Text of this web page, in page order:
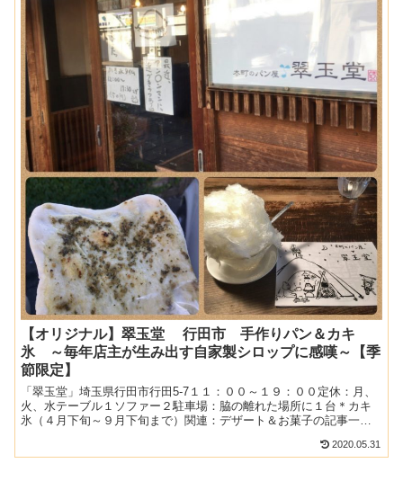
【オリジナル】翠玉堂 行田市 手作りパン＆カキ
氷 ～毎年店主が生み出す自家製シロップに感嘆～【季
節限定】
「翠玉堂」埼玉県行田市行田5-7１１：００～１９：００定休：月、
火、水テーブル１ソファー２駐車場：脇の離れた場所に１台＊カキ
氷（４月下旬～９月下旬まで）関連：デザート＆お菓子の記事一覧
2020.05.31